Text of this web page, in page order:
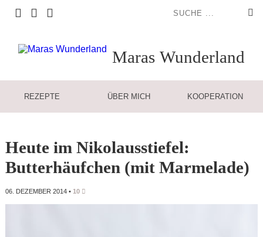
Maras Wunderland
REZEPTE ÜBER MICH KOOPERATION
Heute im Nikolausstiefel:
Butterhäufchen (mit Marmelade)
06. DEZEMBER 2014• 10